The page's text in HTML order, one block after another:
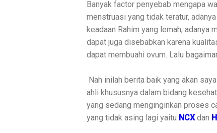
Banyak factor penyebab mengapa
menstruasi yang tidak teratur, adanya
keadaan Rahim yang lemah, adanya
dapat juga disebabkan karena
dapat membuahi ovum. Lalu
Nah inilah berita baik yang akan
ahli khususnya dalam bidang
yang sedang menginginkan proses
yang tidak asing lagi yaitu NCXdan